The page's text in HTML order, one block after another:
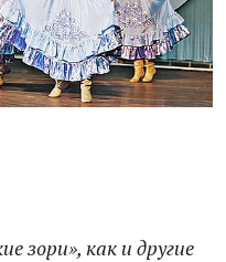
зори», как и другие